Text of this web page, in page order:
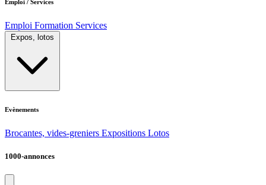
Emploi / Services
Emploi Formation Services
Expos, lotos
Evènements
Brocantes, vides-greniers Expositions Lotos
1000-annonces